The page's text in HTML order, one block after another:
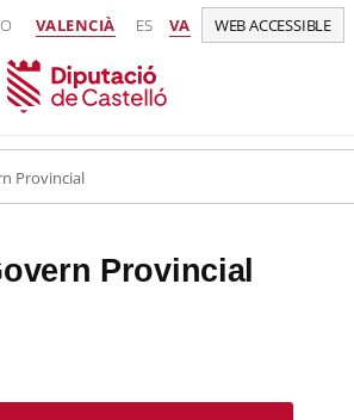
VALENCIÀ ES VA WEB ACCESSIBLE
Provincial
Provincial